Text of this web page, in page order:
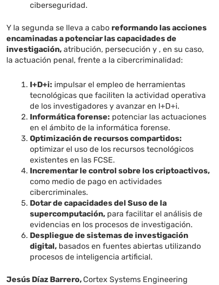
ciberseguridad.
Y la segunda se lleva a cabo reformando las acciones
encaminadas a potenciar las capacidades de
investigación, atribución, persecución y , en su caso,
la actuación penal, frente a la cibercriminalidad:
I+D+i: impulsar el empleo de herramientas
tecnológicas que faciliten la actividad operativa
de los investigadores y avanzar en I+D+i.
Informática forense: potenciar las actuaciones
en el ámbito de la informática forense.
Optimización de recursos compartidos:
optimizar el uso de los recursos tecnológicos
existentes en las FCSE.
Incrementar le control sobre los criptoactivos,
como medio de pago en actividades
cibercriminales.
Dotar de capacidades del Suso de la
supercomputación, para facilitar el análisis de
evidencias en los procesos de investigación.
Despliegue de sistemas de investigación
digital, basados en fuentes abiertas utilizando
procesos de inteligencia artificial.
Jesús Díaz Barrero, Cortex Systems Engineering